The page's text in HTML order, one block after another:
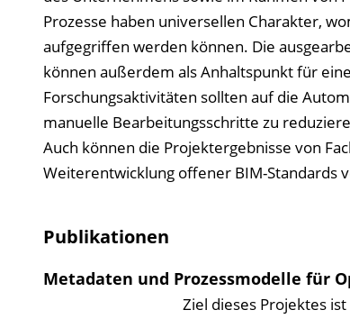
Prozesse haben universellen Charakter,
aufgegriffen werden können. Die
können außerdem als Anhaltspunkt für
Forschungsaktivitäten sollten auf die
manuelle Bearbeitungsschritte zu
Auch können die Projektergebnisse von
Weiterentwicklung offener BIM-Standards
Publikationen
Metadaten und Prozessmodelle für
Ziel dieses Projektes